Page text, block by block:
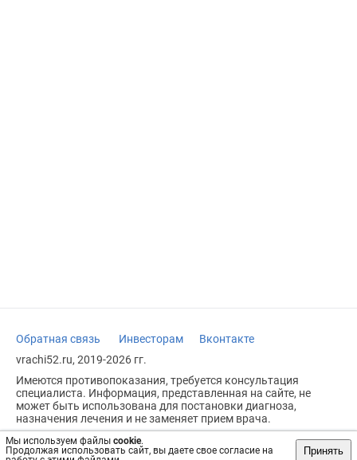
Мы используем файлы cookie.
Продолжая использовать сайт, вы даете свое согласие на
Принять
Обратная связь Инвесторам
Вконтакте
vrachi52.ru, 2019-2026 гг.
Имеются противопоказания, требуется консультация
специалиста. Информация, представленная на сайте, не
может быть использована для постановки диагноза,
назначения лечения и не заменяет прием врача.
Возрастное ограничение: 18+